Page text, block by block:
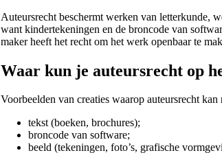
Auteursrecht beschermt werken van letterkunde,
want kindertekeningen en de broncode van
maker heeft het recht om het werk openbaar te
Waar kun je auteursrecht op
Voorbeelden van creaties waarop auteursrecht kan
tekst (boeken, brochures);
broncode van software;
beeld (tekeningen, foto’s, grafische